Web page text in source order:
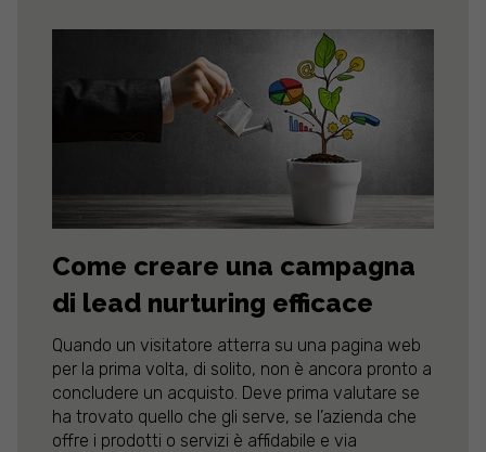
Come creare una campagna
di lead nurturing efficace
Quando un visitatore atterra su una pagina web
per la prima volta, di solito, non è ancora pronto a
concludere un acquisto. Deve prima valutare se
ha trovato quello che gli serve, se l’azienda che
offre i prodotti o servizi è affidabile e via